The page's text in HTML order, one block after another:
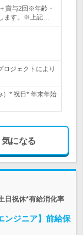
賞与2回※年齢・
ます。※上記…
ジェクトにより
* 祝日* 年末年始
気になる
日祝休*有給消化率
ンジニア】前給保